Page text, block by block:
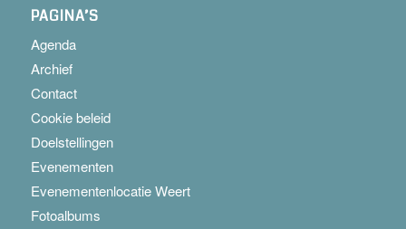
PAGINA’S
Agenda
Archief
Contact
Cookie beleid
Doelstellingen
Evenementen
Evenementenlocatie Weert
Fotoalbums